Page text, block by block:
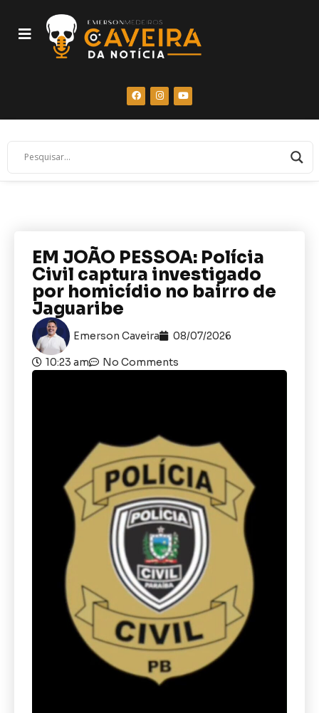
EM JOÃO PESSOA: Polícia
Civil captura investigado
por homicídio no bairro de
Jaguaribe
Emerson Caveira 08/07/2026
10:23 am No Comments